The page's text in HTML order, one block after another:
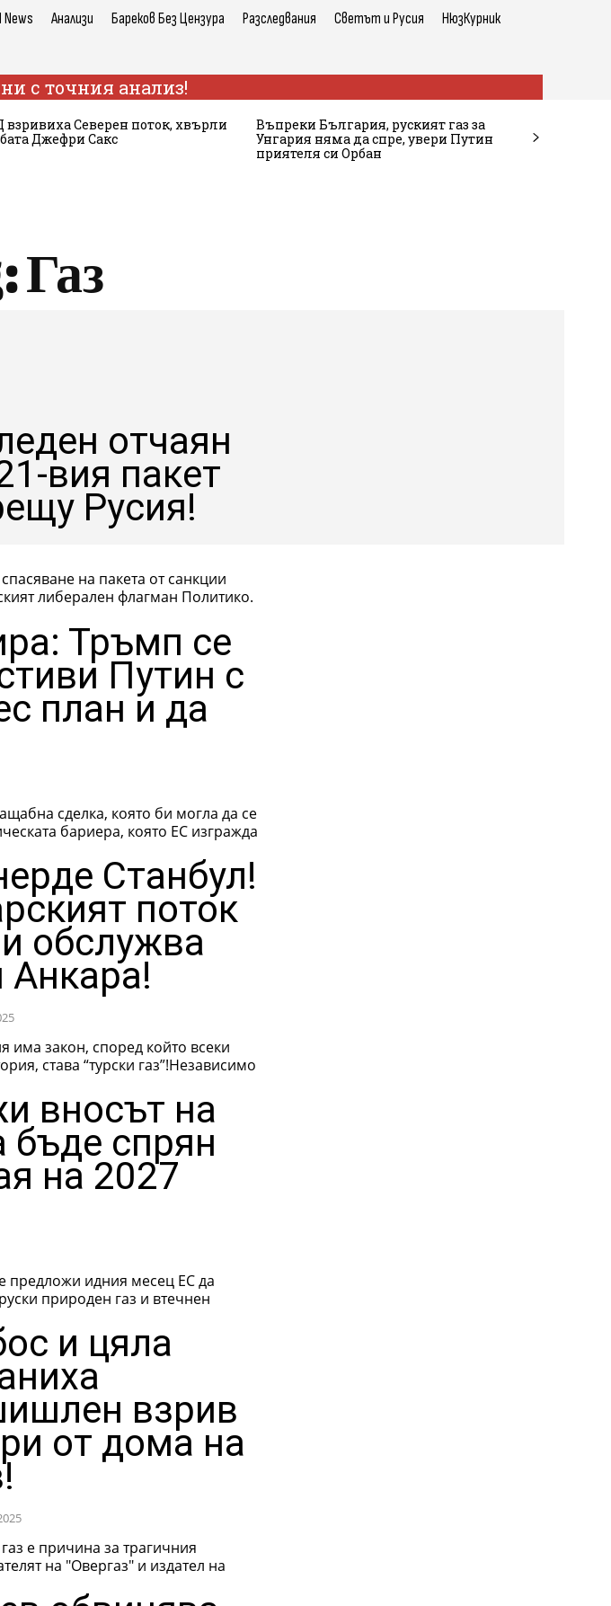
News Анализи Бареков Без Цензура Разследвания Светът и Русия НюзКурник
с точния анализ!
Северен поток, хвърли
Джефри Сакс
Въпреки България, руският газ за
Унгария няма да спре, увери Путин
приятеля си Орбан
Газ
отчаян
вия пакет
Русия!
на пакета от санкции
либерален флагман Политико.
Тръмп се
Путин с
план и да
сделка, която би могла да се
бариера, която ЕС изгражда
Станбул!
поток
обслужва
има закон, според който всеки
става “турски газ”!Независимо
вносът на
бъде спрян
на 2027
предложи идния месец ЕС да
природен газ и втечнен
и цяла
взрив
от дома на
е причина за трагичния
на "Овергаз" и издател на